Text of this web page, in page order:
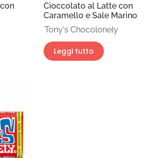
Cioccolato al Latte con
Caramello e Sale Marino
Tony's Chocolonely
Leggi tutto